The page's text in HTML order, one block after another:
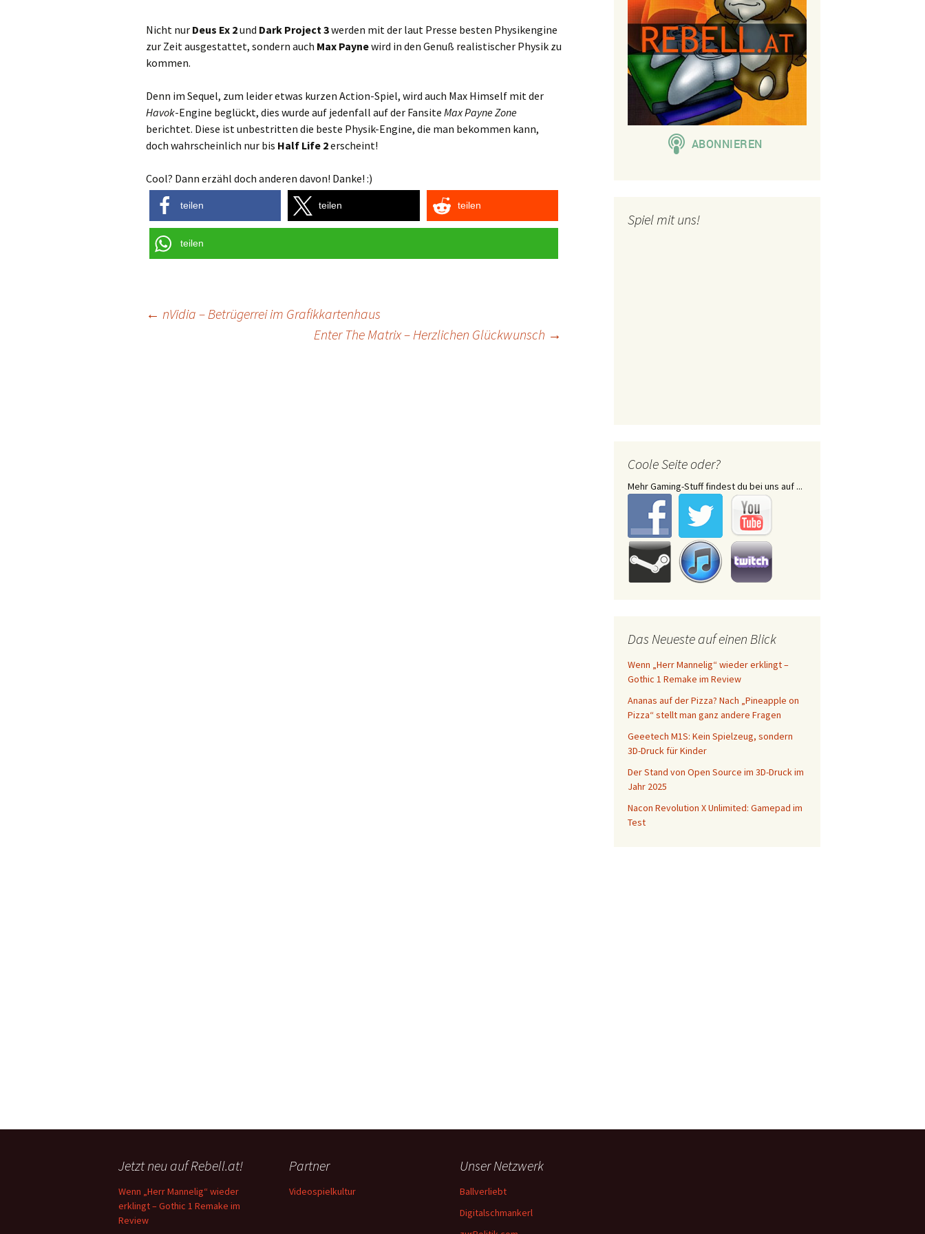
Nicht nur Deus Ex 2und Dark Project 3werden mit der laut Presse besten Physikengine
zur Zeit ausgestattet, sondern auch Max Paynewird in den Genuß realistischer Physik zu
kommen.
Denn im Sequel, zum leider etwas kurzen Action-Spiel, wird auch Max Himself mit der
Havok-Engine beglückt, dies wurde auf jedenfall auf der Fansite Max Payne Zone
berichtet. Diese ist unbestritten die beste Physik-Engine, die man bekommen kann,
doch wahrscheinlich nur bis Half Life 2erscheint!
Cool? Dann erzähl doch anderen davon! Danke! :)
teilen teilen teilen
teilen
← nVidia – Betrügerrei im Grafikkartenhaus
Enter The Matrix – Herzlichen Glückwunsch →
Spiel mit uns!
Coole Seite oder?
Mehr Gaming-Stuff findest du bei uns auf ...
Das Neueste auf einen Blick
Wenn „Herr Mannelig“ wieder erklingt –
Gothic 1 Remake im Review
Ananas auf der Pizza? Nach „Pineapple on
Pizza“ stellt man ganz andere Fragen
Geeetech M1S: Kein Spielzeug, sondern
3D-Druck für Kinder
Der Stand von Open Source im 3D-Druck im
Jahr 2025
Nacon Revolution X Unlimited: Gamepad im
Test
Jetzt neu auf Rebell.at!
Wenn „Herr Mannelig“ wieder
erklingt – Gothic 1 Remake im
Review
Partner
Videospielkultur
Unser Netzwerk
Ballverliebt
Digitalschmankerl